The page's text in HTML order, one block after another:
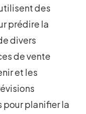
des
prédire la
divers
de vente
et les
pour planifier la